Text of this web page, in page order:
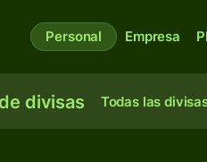
Personal Empresa
divisas Todas las